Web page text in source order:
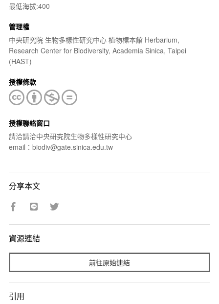
最低海拔:400
管理權
中央研究院 生物多樣性研究中心 植物標本館 Herbarium,
Research Center for Biodiversity, Academia Sinica, Taipei
(HAST)
授權條款
授權聯絡窗口
請洽請洽中央研究院生物多樣性研究中心
email：biodiv@gate.sinica.edu.tw
分享本文
資源連結
前往原始連結
引用